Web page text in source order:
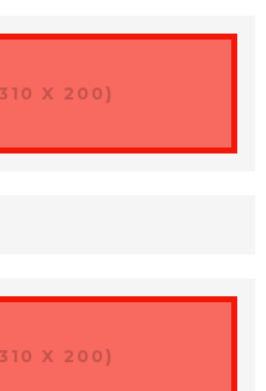
X 200)
X 200)